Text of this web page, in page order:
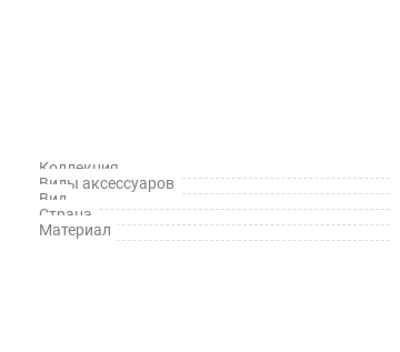
Коллекция
Виды аксессуаров
Вид
Страна
Материал